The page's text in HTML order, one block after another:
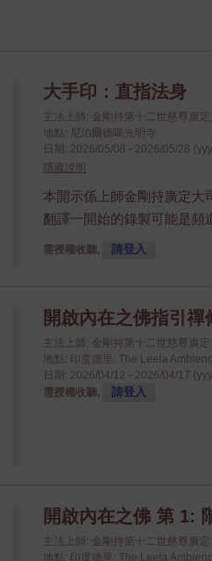
大手印：直指法身
主法上師: 金剛持第十二世慈尊廣
地點: 尼泊爾德噶光明寺
日期: 2026/05/08 - 2026/05/28
隱藏說明
本開示係上師金剛持廣定大
翻譯一開始的錄製可能是頻
需授權收聽, 請登入
開啟內在之佛指引禪
主法上師: 金剛持第十二世慈尊廣
地點: 印度德里: The Leela
日期: 2026/04/12 - 2026/04/17
需授權收聽,
請登入
開啟內在之佛 第 1:
主法上師: 金剛持第十二世慈尊廣
地點: 印度德里: The Leela